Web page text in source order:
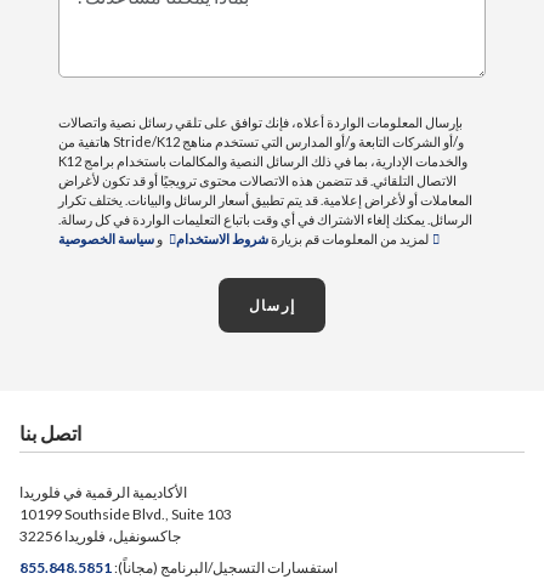
بماذا يمكننا مساعدتك؟
بإرسال المعلومات الواردة أعلاه، فإنك توافق على تلقي رسائل نصية واتصالات
هاتفية من Stride/K12 و/أو الشركات التابعة و/أو المدارس التي تستخدم مناهج
K12 والخدمات الإدارية، بما في ذلك الرسائل النصية والمكالمات باستخدام برامج
الاتصال التلقائي. قد تتضمن هذه الاتصالات محتوى ترويجيًا أو قد تكون لأغراض
المعاملات أو لأغراض إعلامية. قد يتم تطبيق أسعار الرسائل والبيانات. يختلف تكرار
الرسائل. يمكنك إلغاء الاشتراك في أي وقت باتباع التعليمات الواردة في كل رسالة.
لمزيد من المعلومات قم بزيارةشروط الاستخدام و سياسة الخصوصية
إرسال
اتصل بنا
الأكاديمية الرقمية في فلوريدا
10199 Southside Blvd., Suite 103
جاكسونفيل، فلوريدا 32256
استفسارات التسجيل/البرنامج (مجاناً):855.848.5851